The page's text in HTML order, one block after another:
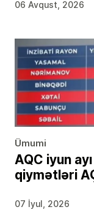
06 Avqust, 2026
Ümumi
AQC iyun
qiymətləri
07 İyul, 2026